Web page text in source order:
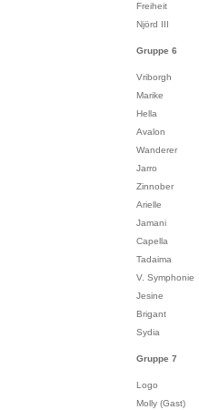
Freiheit
Njörd III
Gruppe 6
Vriborgh
Marike
Hella
Avalon
Wanderer
Jarro
Zinnober
Arielle
Jamani
Capella
Tadaima
V. Symphonie
Jesine
Brigant
Sydia
Gruppe 7
Logo
Molly (Gast)